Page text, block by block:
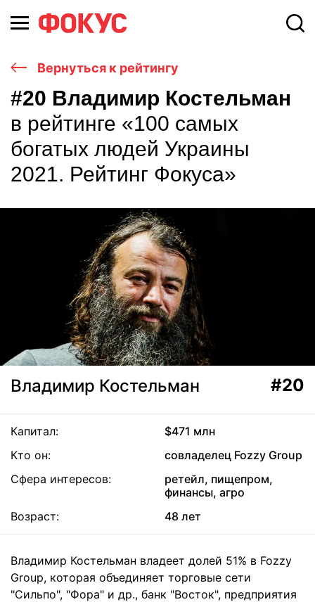
Вернуться к рейтингу
#20 Владимир Костельман
в рейтинге «100 самых
богатых людей Украины
2021. Рейтинг Фокуса»
Владимир Костельман #20
Капитал:
$471 млн
Кто он:
совладелец Fozzy Group
Сфера интересов:
ретейл, пищепром,
финансы, агро
Возраст:
48 лет
Владимир Костельман владеет долей 51% в Fozzy
Group, которая объединяет торговые сети
"Сильпо", "Фора" и др., банк "Восток", предприятия